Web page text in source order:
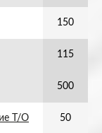
150
115
500
Т/О 50